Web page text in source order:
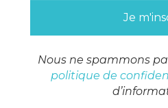
Nous ne spammons
politique de